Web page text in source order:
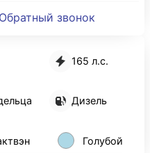
165 л.с.
Дизель
Голубой
Обратный звонок